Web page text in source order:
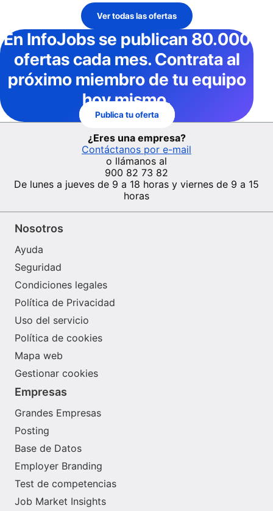
Ver todas las ofertas
En InfoJobsse publican 80.000
ofertas cada mes. Contrata al
próximo miembro de tu equipo
hoy mismo.
Publica tu oferta
¿Eres una empresa?
Contáctanos por e-mail
o llámanos al
900 82 73 82
De lunes a jueves de 9 a 18 horas y viernes de 9 a 15
horas
Nosotros
Ayuda
Seguridad
Condiciones legales
Política de Privacidad
Uso del servicio
Política de cookies
Mapa web
Gestionar cookies
Empresas
Grandes Empresas
Posting
Base de Datos
Employer Branding
Test de competencias
Job Market Insights